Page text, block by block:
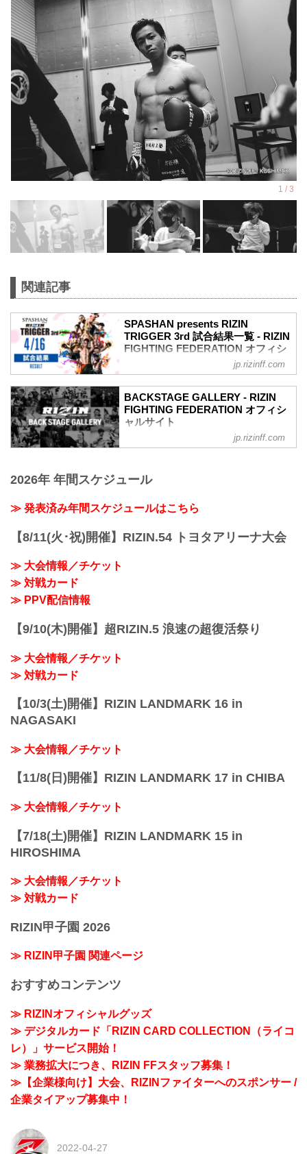
関連記事
SPASHAN presents RIZIN
TRIGGER 3rd 試合結果一覧 - RIZIN
FIGHTING FEDERATION オフィシ
介
RIZIN MMAルール：5分 3R（71.0kg）
（WIN）ルイス・グスタボ vs. 矢地祐介
2R 3分14秒 TKO（レフェリーストップ：
第8試合 ／金太郎 vs. 倉本一真【試合中
第8試合 ／金太郎 vs. 倉本一真は、金太
となり、本人およびマネージャーと話を
jp.rizinff.com
BACKSTAGE GALLERY - RIZIN
FIGHTING FEDERATION オフィシ
ャルサイト
BACKSTAGE GALLERY の記事一覧 - 格
イジン ファイティング フェデレーショ
いきます。
jp.rizinff.com
2026年 年間スケジュール
≫ 発表済み年間スケジュールはこちら
【8/11(火･祝)開催】RIZIN.54 トヨタアリーナ大会
≫ 大会情報／チケット
≫ 対戦カード
≫ PPV配信情報
【9/10(木)開催】超RIZIN.5 浪速の超復活祭り
≫ 大会情報／チケット
≫ 対戦カード
【10/3(土)開催】RIZIN LANDMARK 16 in
NAGASAKI
≫ 大会情報／チケット
【11/8(日)開催】RIZIN LANDMARK 17 in CHIBA
≫ 大会情報／チケット
【7/18(土)開催】RIZIN LANDMARK 15 in
HIROSHIMA
≫ 大会情報／チケット
≫ 対戦カード
RIZIN甲子園 2026
≫ RIZIN甲子園 関連ページ
おすすめコンテンツ
≫ RIZINオフィシャルグッズ
≫ デジタルカード「RIZIN CARD COLLECTION（ライコ
レ）」サービス開始！
≫ 業務拡大につき、RIZIN FFスタッフ募集！
≫【企業様向け】大会、RIZINファイターへのスポンサー /
企業タイアップ募集中！
2022-04-27